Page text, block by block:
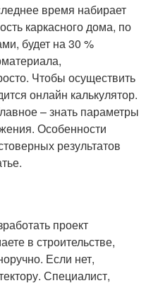
время набирает
каркасного дома, по
будет на 30 %
Чтобы осуществить
онлайн калькулятор.
– знать параметры
Особенности
результатов
проект
в строительстве,
Если нет,
Специалист,